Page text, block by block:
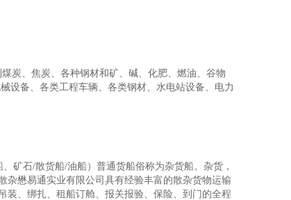
炭、焦炭、各种钢材和矿、碱、化肥、燃油、谷物
设备、各类工程车辆、各类钢材、水电站设备、电力
矿石/散货船/油船）普通货船俗称为杂货船。杂货，
杂懋易通实业有限公司具有经验丰富的散杂货物运输
装、绑扎、租船订舱、报关报验、保险、到门的全程